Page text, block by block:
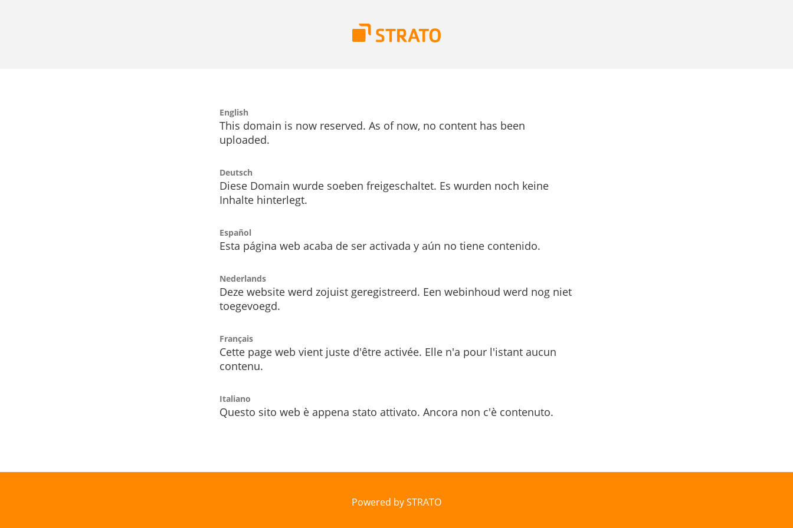
English
This domain is now reserved. As of now, no content has been
uploaded.
Deutsch
Diese Domain wurde soeben freigeschaltet. Es wurden noch keine
Inhalte hinterlegt.
Español
Esta página web acaba de ser activada y aún no tiene contenido.
Nederlands
Deze website werd zojuist geregistreerd. Een webinhoud werd nog niet
toegevoegd.
Français
Cette page web vient juste d'être activée. Elle n'a pour l'istant aucun
contenu.
Italiano
Questo sito web è appena stato attivato. Ancora non c'è contenuto.
Powered by STRATO